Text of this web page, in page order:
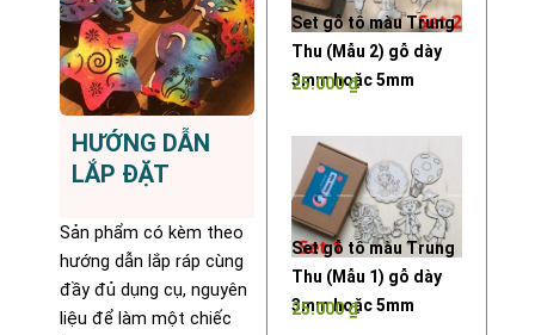
HƯỚNG DẪN
LẮP ĐẶT
Sản phẩm có kèm theo
hướng dẫn lắp ráp cùng
đầy đủ dụng cụ, nguyên
liệu để làm một chiếc
Set gỗ tô màu Trung
Thu (Mẫu 2) gỗ dày
3mm hoặc 5mm
25.000₫
Set gỗ tô màu Trung
Thu (Mẫu 1) gỗ dày
3mm hoặc 5mm
25.000₫